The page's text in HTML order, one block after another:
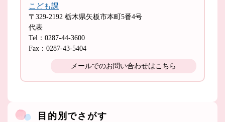
こども課
〒329-2192 栃木県矢板市本町5番4号
代表
Tel：0287-44-3600
Fax：0287-43-5404
メールでのお問い合わせはこちら
目的別でさがす